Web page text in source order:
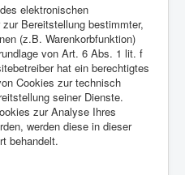
elektronischen
Bereitstellung bestimmter,
(z.B. Warenkorbfunktion)
von Art. 6 Abs. 1 lit. f
hat ein berechtigtes
Cookies zur technisch
seiner Dienste.
zur Analyse Ihres
werden diese in dieser
behandelt.